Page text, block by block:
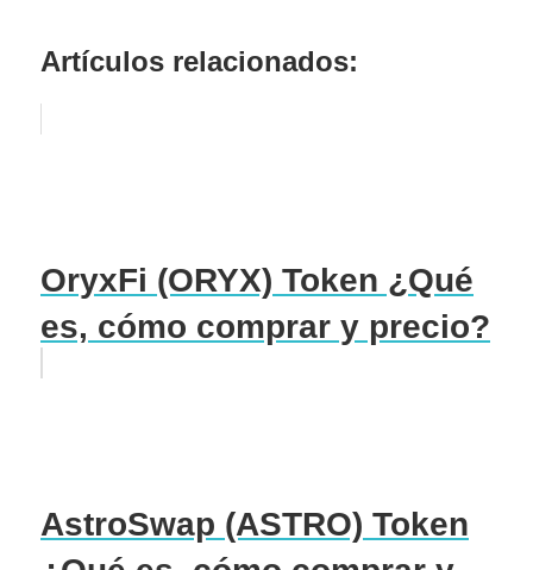
Artículos relacionados:
OryxFi (ORYX) Token ¿Qué
es, cómo comprar y precio?
AstroSwap (ASTRO) Token